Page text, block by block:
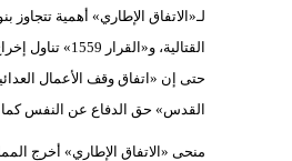
لـ«الاتفاق الإطاري» أهمية
القدس» حق الدفاع عن النفس كما
منحى «الاتفاق الإطاري» أخرج